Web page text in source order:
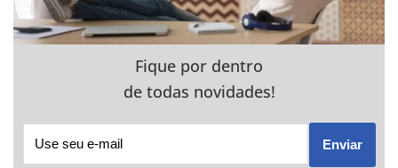
Fique por dentro
de todas novidades!